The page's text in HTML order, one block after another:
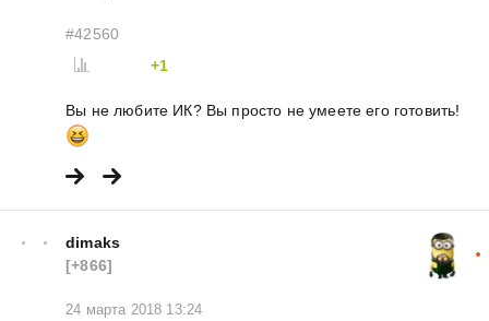
#42560
+1
Вы не любите ИК? Вы просто не умеете его готовить!
dimaks
[+866]
24 марта 2018 13:24